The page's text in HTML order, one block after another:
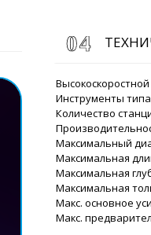
Инструменты
Количество
Максимальный
Максимальная
Максимальная
Максимальная
Макс. основное
Макс.